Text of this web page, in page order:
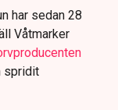
har sedan 28
Våtmarker
spridit